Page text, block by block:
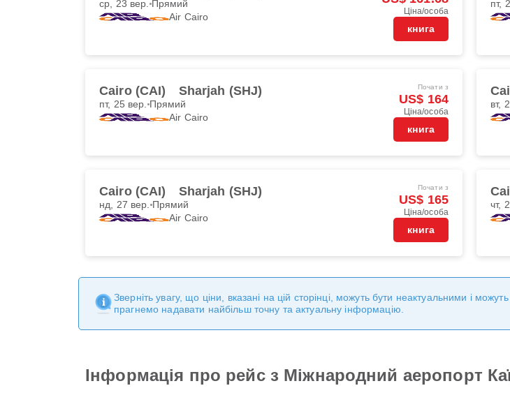
ср, 23 вер. Прямий
Air Cairo
Ціна/особа
книга
пт,
Cairo (CAI) Sharjah (SHJ)
пт, 25 вер. Прямий
Air Cairo
Почати з
US$ 164
Ціна/особа
книга
вт,
Cairo (CAI) Sharjah (SHJ)
нд, 27 вер. Прямий
Air Cairo
Почати з
US$ 165
Ціна/особа
книга
чт,
Зверніть увагу, що ціни, вказані на цій сторінці, можуть бути неактуальними і
прагнемо надавати найбільш точну та актуальну інформацію.
Інформація про рейс з Міжнародний аеропорт